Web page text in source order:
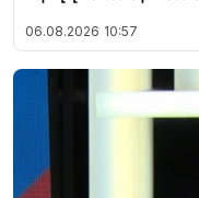
06.08.2026 10:57